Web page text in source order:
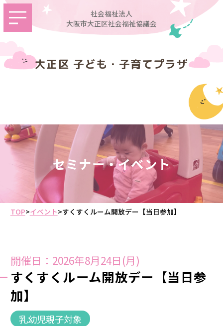
社会福祉法人
大阪市大正区社会福祉協議会
大正区 子ども・子育てプラザ
セミナー・イベント
TOP>イベント>すくすくルーム開放デー【当日参加】
開催日：2026年8月24日(月)
すくすくルーム開放デー【当日参
加】
乳幼児親子対象